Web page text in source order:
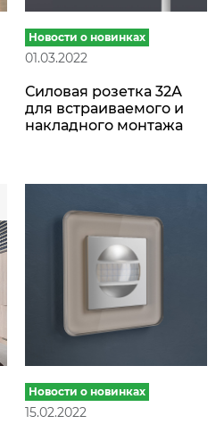
Новости о новинках
01.03.2022
Силовая розетка 32А
для встраиваемого и
накладного монтажа
Новости о новинках
15.02.2022